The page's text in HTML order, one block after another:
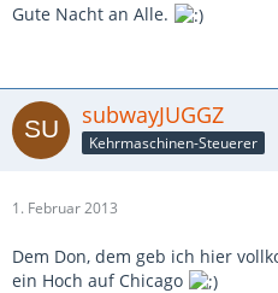
Gute Nacht an Alle.
subwayJUGGZ
Kehrmaschinen-Steuerer
1. Februar 2013
Dem Don, dem geb ich hier
ein Hoch auf Chicago